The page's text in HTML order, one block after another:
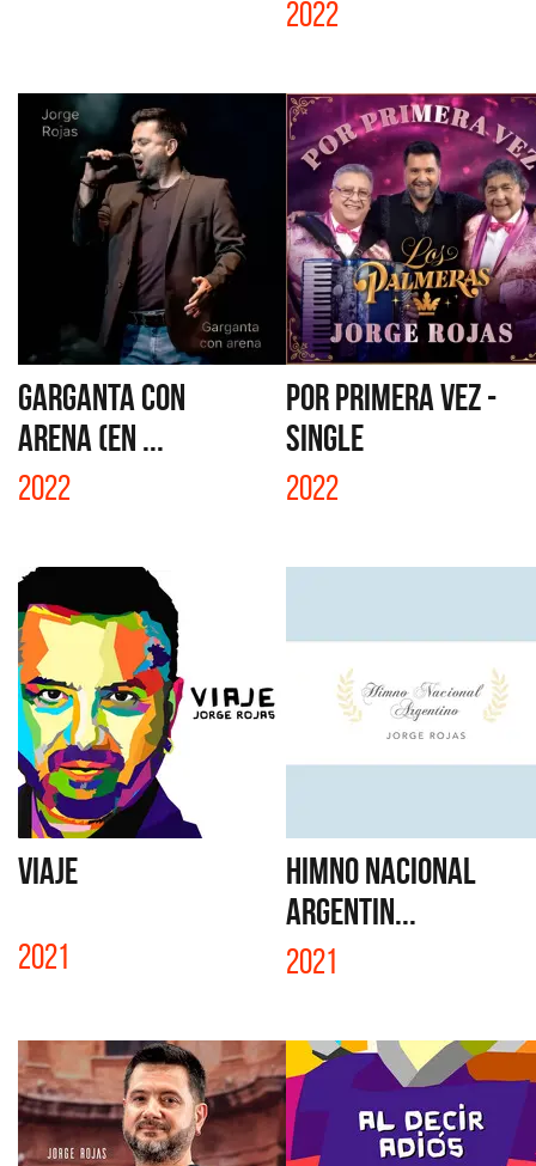
2022
GARGANTA CON
ARENA (EN ...
2022
POR PRIMERA VEZ -
SINGLE
2022
VIAJE
2021
HIMNO NACIONAL
ARGENTIN...
2021